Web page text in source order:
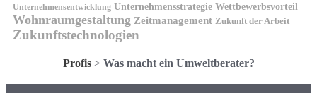
Unternehmensentwicklung Unternehmensstrategie Wettbewerbsvorteil
Wohnraumgestaltung Zeitmanagement Zukunft der Arbeit
Zukunftstechnologien
Profis> Was macht ein Umweltberater?